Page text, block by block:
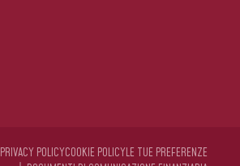
PRIVACY POLICYCOOKIE POLICYLE TUE PREFERENZE